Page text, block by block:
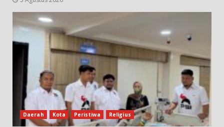
Daerah Kota Peristiwa Religius